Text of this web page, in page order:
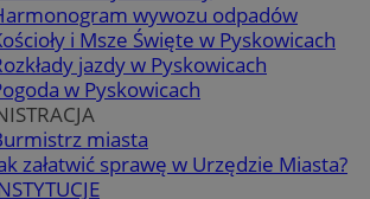
wywozu odpadów
i Msze Święte w Pyskowicach
jazdy w Pyskowicach
w Pyskowicach
miasta
załatwić sprawę w Urzędzie Miasta?